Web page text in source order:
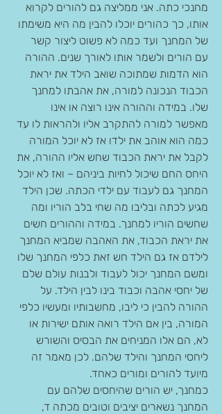
מחנכי כתה. אני ממליצה גם להורים לקרוא
אותו, כך כהורים יוכלו להבין מה היא משימתו
של המחנך ועד כמה לא פשוט ליצור קשר
עם הורים ולשמר אותו לאורך שנים. ההורה
הוא הדמות שמתוכה שואב הילד את יראת
הכבוד הנכונה למורה, את אהבתו למחנך
שלו. במידה וההורה אינו רוצה או אינו
מאפשר למורה להתקרב אליו ולהראות לו עד
כמה הוא אוהב את ילדו אז לא יוכל המורה
לקבל את יראת הכבוד שחש אליו ההורה, את
היחס החם שיכול לחיות ביניהם – ואז לא יוכל
המחנך גם לעבוד עם ילדי הכתה. שכן הילד
מגיע לכתה ובליבו מה שחי בלב הוריו ומה
שחשים הוריו למחנך. במידה וההורים חשים
את יראת הכבוד, את האהבה שמביא המחנך
לילדם אז גם הילד חש זאת כלפי המחנך שלו
ומשם המחנך יכול לעבוד ולבנות עולם שלם
של יחסי אהבה וכבוד בינו לבין הילד. על
ההורה להבין כי ליבו, מחשבותיו ומעשיו כלפי
המורה, בין אם הילד רואה אותם ישירות או
לא, הם אלו המניחים את הבסיס והשורש
ליחסי המחנך והילד שלהם. לכן מאמר זה
מיועד להורים ומורים כאחד.
כמחנך, יש הורים שהיחסים שלהם עם
המחנך נשארים יציבים וטובים מכתה ד,